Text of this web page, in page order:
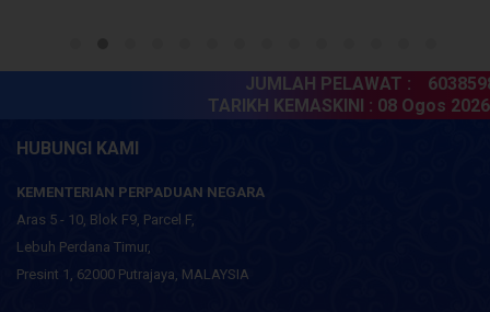
JUMLAH PELAWAT :
TARIKH KEMASKINI :08 Ogos 2026
HUBUNGI KAMI
KEMENTERIAN PERPADUAN NEGARA
Aras 5 - 10, Blok F9, Parcel F,
Lebuh Perdana Timur,
Presint 1, 62000 Putrajaya, MALAYSIA